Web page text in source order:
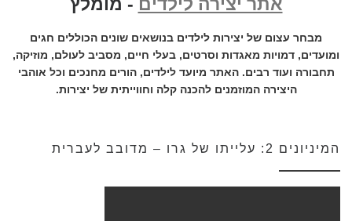
מבחר עצום של יצירות לילדים בנושאים שונים הכוללים חגים
ומועדים, דמויות מאגדות וסרטים, בעלי חיים, מסביב לעולם, מוזיקה,
תחבורה ועוד רבים. האתר מיועד לילדים, הורים מחנכים וכל אוהבי
היצירה המוזמנים להכנה קלה וחווייתית של יצירות.
המיניונים 2: עלייתו של גרו – מדובב לעברית